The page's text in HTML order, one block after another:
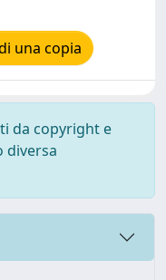
una copia
da copyright e
diversa